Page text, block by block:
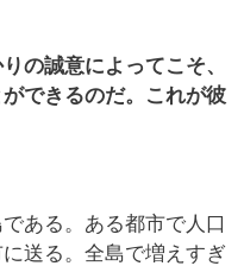
の誠意によってこそ、
できるのだ。これが彼
ある。ある都市で人口
送る。全島で増えすぎ